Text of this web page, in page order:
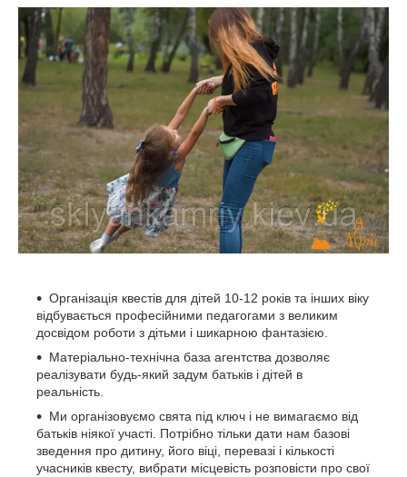
Організація квестів для дітей 10-12 років та інших віку
відбувається професійними педагогами з великим
досвідом роботи з дітьми і шикарною фантазією.
Матеріально-технічна база агентства дозволяє
реалізувати будь-який задум батьків і дітей в
реальність.
Ми організовуємо свята під ключ і не вимагаємо від
батьків ніякої участі. Потрібно тільки дати нам базові
зведення про дитину, його віці, перевазі і кількості
учасників квесту, вибрати місцевість розповісти про свої